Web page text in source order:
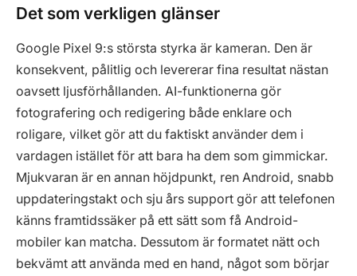
Det som verkligen glänser
Google Pixel 9:s största styrka är kameran. Den är
konsekvent, pålitlig och levererar fina resultat nästan
oavsett ljusförhållanden. AI-funktionerna gör
fotografering och redigering både enklare och
roligare, vilket gör att du faktiskt använder dem i
vardagen istället för att bara ha dem som gimmickar.
Mjukvaran är en annan höjdpunkt, ren Android, snabb
uppdateringstakt och sju års support gör att telefonen
känns framtidssäker på ett sätt som få Android-
mobiler kan matcha. Dessutom är formatet nätt och
bekvämt att använda med en hand, något som börjar